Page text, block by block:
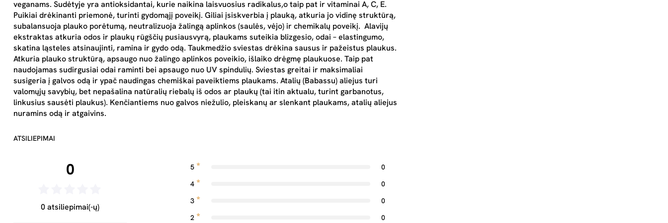
veganams. Sudėtyje yra antioksidantai, kurie naikina laisvuosius radikalus,o taip pat ir vitaminai A, C, E.
Puikiai drėkinanti priemonė, turinti gydomąjį poveikį. Giliai įsiskverbia į plauką, atkuria jo vidinę struktūrą,
subalansuoja plauko porėtumą, neutralizuoja žalingą aplinkos (saulės, vėjo) ir chemikalų poveikį. Alavijų
ekstraktas atkuria odos ir plaukų rūgščių pusiausvyrą, plaukams suteikia blizgesio, odai – elastingumo,
skatina ląsteles atsinaujinti, ramina ir gydo odą. Taukmedžio sviestas drėkina sausus ir pažeistus plaukus.
Atkuria plauko struktūrą, apsaugo nuo žalingo aplinkos poveikio, išlaiko drėgmę plaukuose. Taip pat
naudojamas sudirgusiai odai raminti bei apsaugo nuo UV spindulių. Sviestas greitai ir maksimaliai
susigeria į galvos odą ir ypač naudingas chemiškai paveiktiems plaukams. Atalių (Babassu) aliejus turi
valomųjų savybių, bet nepašalina natūralių riebalų iš odos ar plaukų (tai itin aktualu, turint garbanotus,
linkusius sausėti plaukus). Kenčiantiems nuo galvos niežulio, pleiskanų ar slenkant plaukams, atalių aliejus
nuramins odą ir atgaivins.
ATSILIEPIMAI
0
0 atsiliepimai(-ų)
5
0
4
0
3
0
2
0